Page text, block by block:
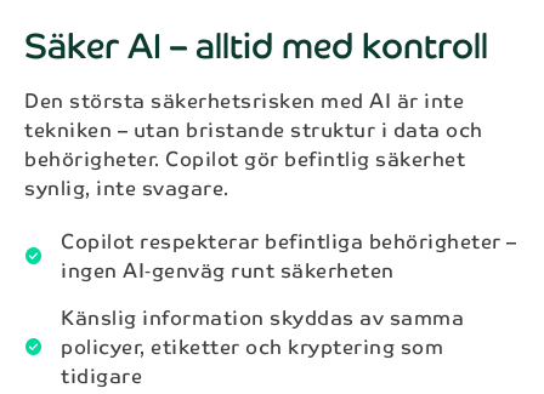
Säker AI – alltid med kontroll
Den största säkerhetsrisken med AI är inte
tekniken – utan bristande struktur i data och
behörigheter. Copilot gör befintlig säkerhet
synlig, inte svagare.
check_circle
Copilot respekterar befintliga behörigheter –
ingen AI‑genväg runt säkerheten
check_circle
Känslig information skyddas av samma
policyer, etiketter och kryptering som
tidigare